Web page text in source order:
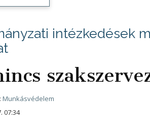
intézkedések
Munkásvédelem
07:34